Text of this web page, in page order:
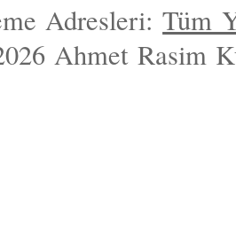
Adresleri:Tüm
Ahmet Rasim